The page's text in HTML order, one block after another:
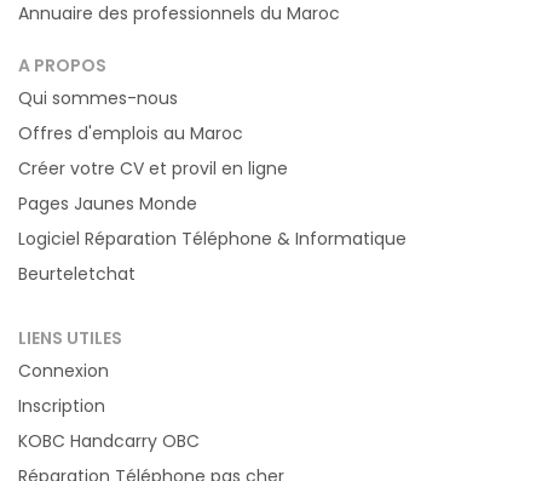
Annuaire des professionnels du Maroc
A PROPOS
Qui sommes-nous
Offres d'emplois au Maroc
Créer votre CV et provil en ligne
Pages Jaunes Monde
Logiciel Réparation Téléphone & Informatique
Beurteletchat
LIENS UTILES
Connexion
Inscription
KOBC Handcarry OBC